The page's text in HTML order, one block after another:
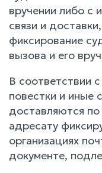
вручении либо с
связи и
фиксирование
вызова и его
В соответствии
повестки и иные
доставляются по
адресату
организациях
документе,